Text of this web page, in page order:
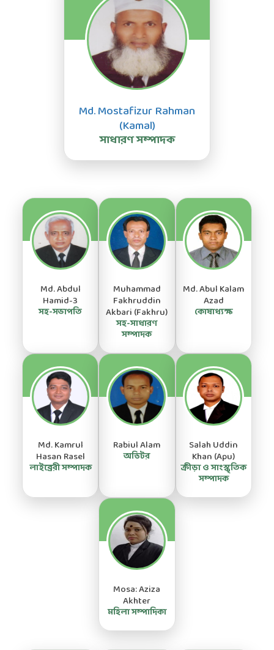
Md. Mostafizur Rahman
(Kamal)
সাধারণ সম্পাদক
Md. Abdul
Hamid-3
সহ-সভাপতি
Muhammad
Fakhruddin
Akbari (Fakhru)
সহ-সাধারণ
সম্পাদক
Md. Abul Kalam
Azad
কোষাধ্যক্ষ
Md. Kamrul
Hasan Rasel
লাইব্রেরী সম্পাদক
Rabiul Alam
অডিটর
Salah Uddin
Khan (Apu)
ক্রীড়া ও সাংস্কৃতিক
সম্পাদক
Mosa: Aziza
Akhter
মহিলা সম্পাদিকা